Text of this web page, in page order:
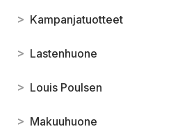
> Kampanjatuotteet
> Lastenhuone
> Louis Poulsen
> Makuuhuone